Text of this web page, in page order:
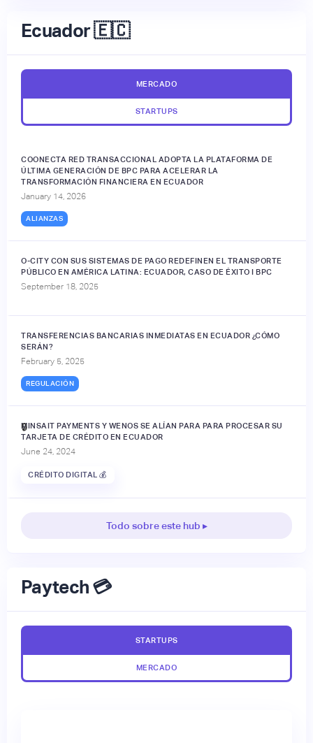
Ecuador 🇪🇨
MERCADO
STARTUPS
COONECTA RED TRANSACCIONAL ADOPTA LA PLATAFORMA DE
ÚLTIMA GENERACIÓN DE BPC PARA ACELERAR LA
TRANSFORMACIÓN FINANCIERA EN ECUADOR
January 14, 2026
ALIANZAS
O-CITY CON SUS SISTEMAS DE PAGO REDEFINEN EL TRANSPORTE
PÚBLICO EN AMÉRICA LATINA: ECUADOR, CASO DE ÉXITO I BPC
September 18, 2025
TRANSFERENCIAS BANCARIAS INMEDIATAS EN ECUADOR ¿CÓMO
SERÁN?
February 5, 2025
REGULACIÓN
MINSAIT PAYMENTS Y WENOS SE ALÍAN PARA PARA PROCESAR SU
TARJETA DE CRÉDITO EN ECUADOR
June 24, 2024
CRÉDITO DIGITAL 💰
🔒
Todo sobre este hub ▸
Paytech 💳
STARTUPS
MERCADO